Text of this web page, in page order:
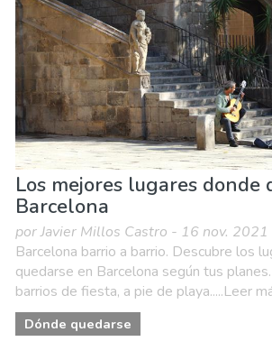
Los mejores lugares donde
Barcelona
por Javier Millos Castro - 16 nov. 2021
Barcelona barrio a barrio. Descubre los
quedarse en Barcelona según tus
barrios de fiesta, a pie de playa.....Leer
Dónde quedarse